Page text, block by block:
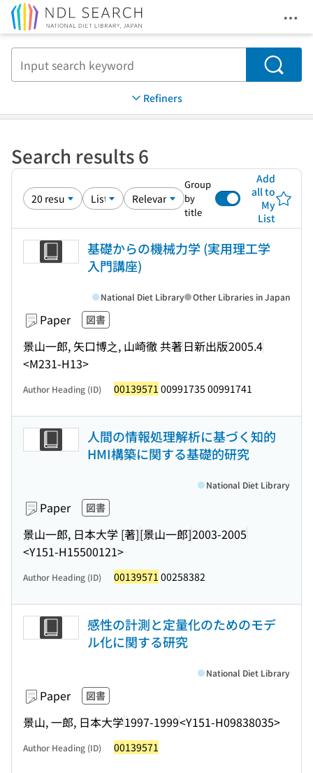
Search
Refiners
Search results 6
Group
by
title
Add
all to
My
List
基礎からの機械力学 (実用理工学
入門講座)
Paper 図書
景山一郎, 矢口博之, 山崎徹 共著日新出版2005.4
<M231-H13>
National Diet Library Other Libraries in Japan
Author Heading (ID) 00139571 00991735 00991741
人間の情報処理解析に基づく知的
HMI構築に関する基礎的研究
Paper 図書
景山一郎, 日本大学 [著][景山一郎]2003-2005
<Y151-H15500121>
National Diet Library
Author Heading (ID) 00139571 00258382
感性の計測と定量化のためのモデ
ル化に関する研究
Paper 図書
景山, 一郎, 日本大学1997-1999<Y151-H09838035>
National Diet Library
Author Heading (ID) 00139571